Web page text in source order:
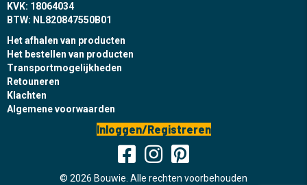
KVK: 18064034
BTW: NL820847550B01
Het afhalen van producten
Het bestellen van producten
Transportmogelijkheden
Retouneren
Klachten
Algemene voorwaarden
Inloggen/Registreren
© 2026 Bouwie. Alle rechten voorbehouden